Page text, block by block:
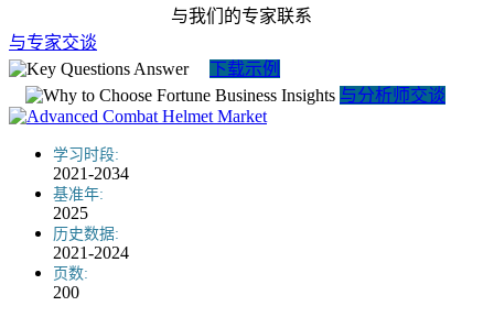
与我们的专家联系
与专家交谈
下载示例
与分析师交谈
学习时段:
2021-2034
基准年:
2025
历史数据:
2021-2024
页数:
200